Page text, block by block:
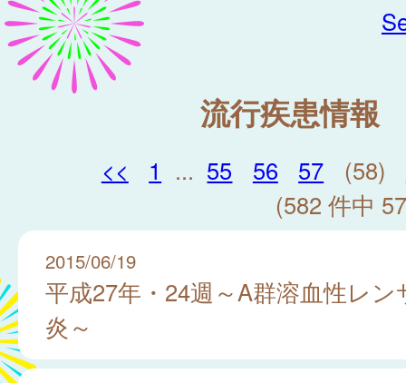
流行疾患情報
<< 1 ... 55 56 57 (58)
(582 件中
2015/06/19
平成27年・24週～A群溶血性レン
炎～